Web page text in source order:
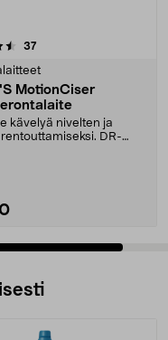
37arvostelut
MotionCiser
kävelyä nivelten ja
rentouttamiseksi. DR-
4.5 viidestä